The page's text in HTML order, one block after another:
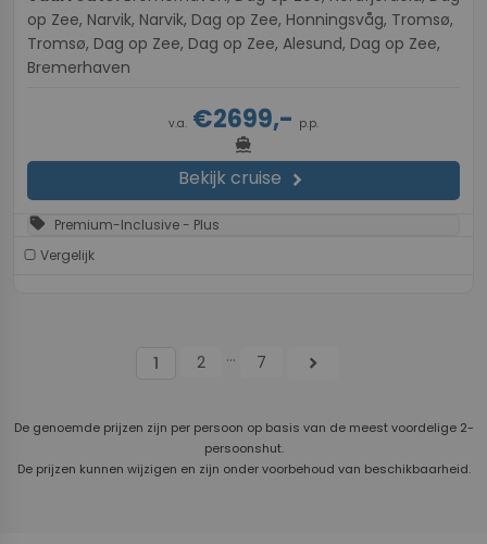
op Zee, Narvik, Narvik, Dag op Zee, Honningsvåg, Tromsø,
Tromsø, Dag op Zee, Dag op Zee, Alesund, Dag op Zee,
Bremerhaven
v.a. €2699,- p.p.
directions_boat
Bekijk cruise chevron_right
sell Premium-Inclusive - Plus
Vergelijk
1 2 ... 7 chevron_right
De genoemde prijzen zijn per persoon op basis van de meest voordelige 2-
persoonshut.
De prijzen kunnen wijzigen en zijn onder voorbehoud van beschikbaarheid.